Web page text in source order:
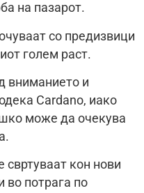
на пазарот.
со предизвици
голем раст.
вниманието и
Cardano, иако
може да очекува
свртуваат кон нови
во потрага по